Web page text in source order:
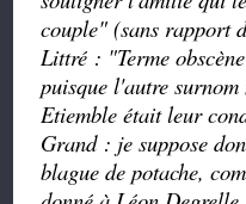
couple" (sans rapport
Littré : "Terme
puisque l'autre
Etiemble était leur
Grand : je suppose
blague de potache,